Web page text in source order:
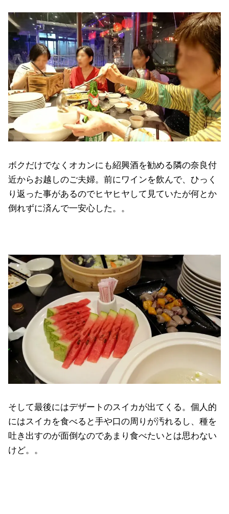
ボクだけでなくオカンにも紹興酒を勧める隣の奈良付
近からお越しのご夫婦。前にワインを飲んで、ひっく
り返った事があるのでヒヤヒヤして見ていたが何とか
倒れずに済んで一安心した。。
そして最後にはデザートのスイカが出てくる。個人的
にはスイカを食べると手や口の周りが汚れるし、種を
吐き出すのが面倒なのであまり食べたいとは思わない
けど。。